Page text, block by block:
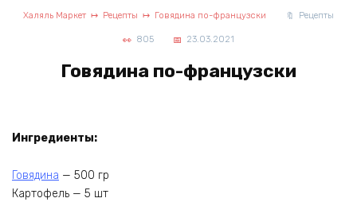
Халяль Маркет Рецепты Говядина по-французски Рецепты
805 23.03.2021
Говядина по-французски
Ингредиенты:
Говядина — 500 гр
Картофель — 5 шт